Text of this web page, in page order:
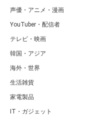
声優・アニメ・漫画
YouTuber・配信者
テレビ・映画
韓国・アジア
海外・世界
生活雑貨
家電製品
IT・ガジェット